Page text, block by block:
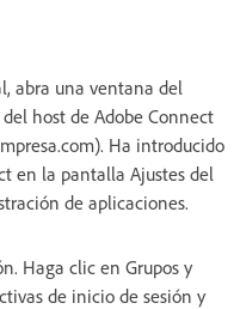
abra una ventana del
host de Adobe Connect
Ha introducido
en la pantalla Ajustes del
de aplicaciones.
Haga clic en Grupos y
de inicio de sesión y